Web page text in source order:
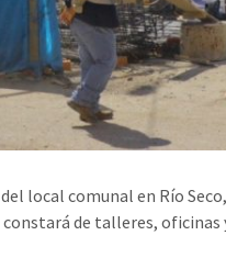
local comunal en Río
de talleres, oficinas